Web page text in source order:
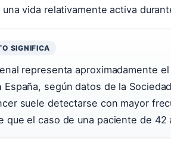
una vida relativamente activa
SIGNIFICA
representa aproximadamente
España, según datos de la
suele detectarse con mayor
que el caso de una paciente de